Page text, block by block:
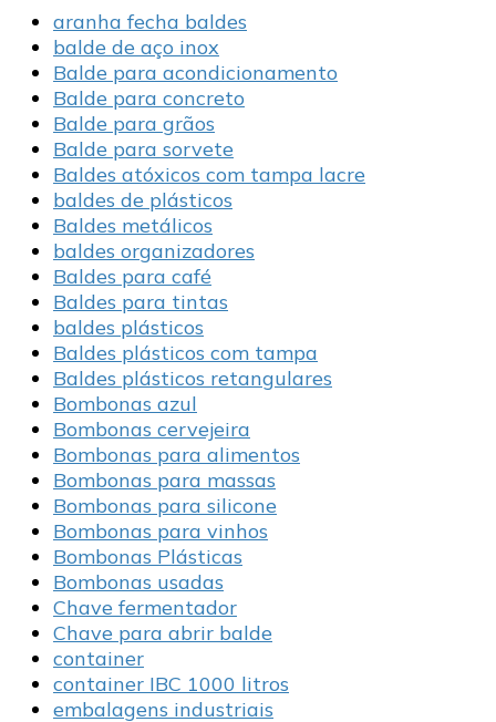
aranha fecha baldes
balde de aço inox
Balde para acondicionamento
Balde para concreto
Balde para grãos
Balde para sorvete
Baldes atóxicos com tampa lacre
baldes de plásticos
Baldes metálicos
baldes organizadores
Baldes para café
Baldes para tintas
baldes plásticos
Baldes plásticos com tampa
Baldes plásticos retangulares
Bombonas azul
Bombonas cervejeira
Bombonas para alimentos
Bombonas para massas
Bombonas para silicone
Bombonas para vinhos
Bombonas Plásticas
Bombonas usadas
Chave fermentador
Chave para abrir balde
container
container IBC 1000 litros
embalagens industriais